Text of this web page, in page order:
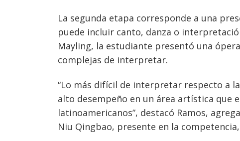
La segunda etapa corresponde a una
puede incluir canto, danza o
Mayling, la estudiante presentó una
complejas de interpretar.
“Lo más difícil de interpretar respecto a
alto desempeño en un área artística que
latinoamericanos”, destacó Ramos,
Niu Qingbao, presente en la
Navegación